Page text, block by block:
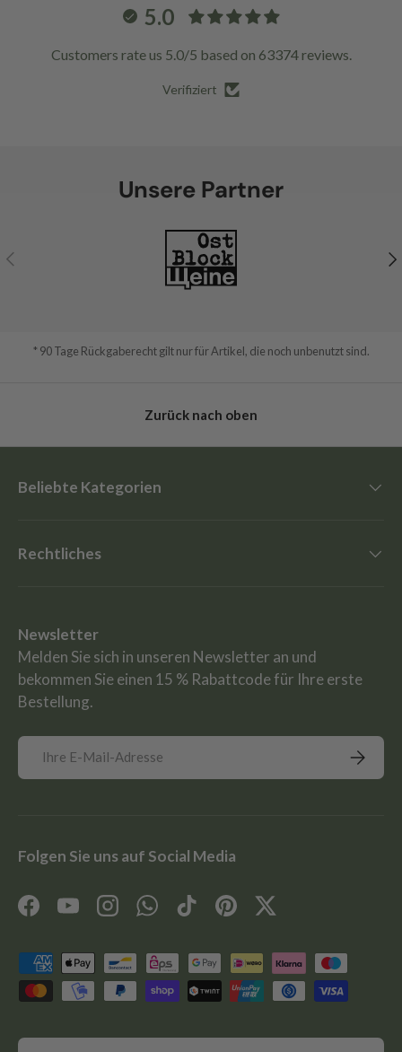
5.0
Customers rate us 5.0/5 based on 63374 reviews.
Verifiziert
Unsere Partner
Vorherige
* 90 Tage Rückgaberecht gilt nur für Artikel, die noch unbenutzt sind.
Zurück nach oben
Beliebte Kategorien
Rechtliches
Newsletter
Melden Sie sich in unseren Newsletter an und
bekommen Sie einen 15 % Rabattcode für Ihre erste
Bestellung.
E-Mail
Folgen Sie uns auf Social Media
FacebookYouTubeInstagramWhatsApp
TikTokPinterestTwitter
Zahlungsmethoden
Land/Region